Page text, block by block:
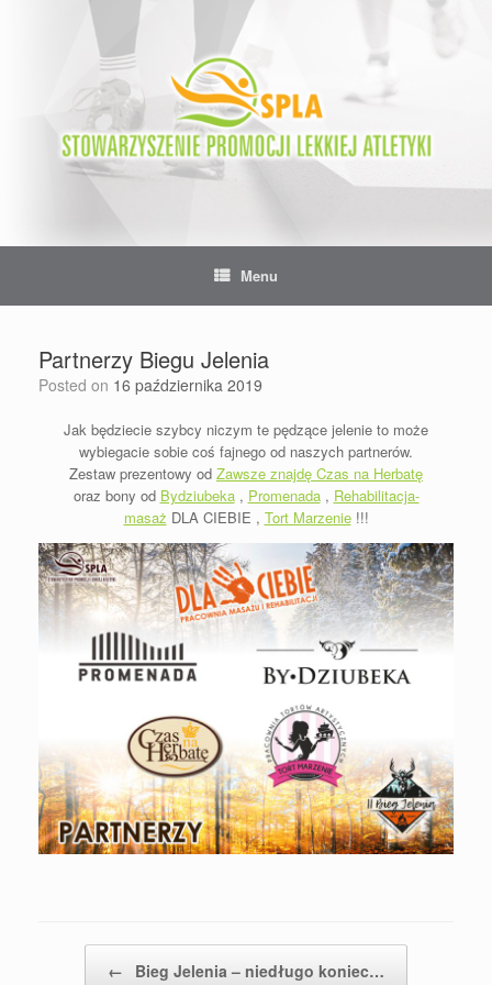
Menu
Partnerzy Biegu Jelenia
Posted on 16 października 2019
Jak będziecie szybcy niczym te pędzące jelenie to może
wybiegacie sobie coś fajnego od naszych partnerów.
Zestaw prezentowy od Zawsze znajdę Czas na Herbatę
oraz bony od Bydziubeka, Promenada, Rehabilitacja-
masaż DLA CIEBIE , Tort Marzenie!!!
← Bieg Jelenia – niedługo koniec…